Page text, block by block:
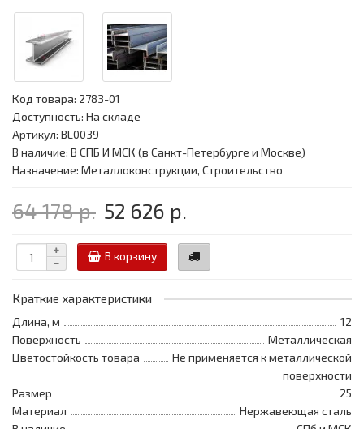
Код товара: 2783-01
Доступность: На складе
Артикул: BL0039
В наличие: В СПБ И МСК (в Санкт-Петербурге и Москве)
Назначение: Металлоконструкции, Строительство
64 178 р. 52 626 р.
В корзину
Краткие характеристики
Длина, м
12
Поверхность
Металлическая
Цветостойкость товара
Не применяется к металлической
поверхности
Размер
25
Материал
Нержавеющая сталь